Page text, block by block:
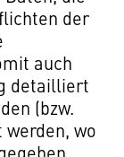
der
auch
detailliert
(bzw.
wo